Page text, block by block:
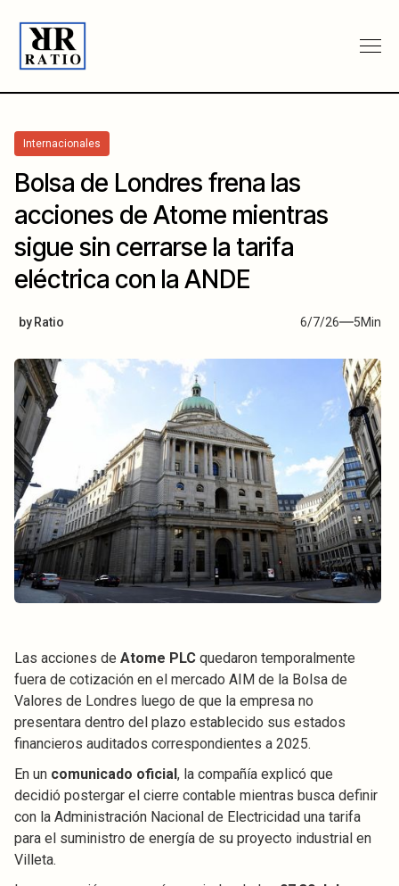
Internacionales
Bolsa de Londres frena las
acciones de Atome mientras
sigue sin cerrarse la tarifa
eléctrica con la ANDE
by Ratio 6/7/26 5Min
Las acciones de Atome PLC quedaron temporalmente
fuera de cotización en el mercado AIM de la Bolsa de
Valores de Londres luego de que la empresa no
presentara dentro del plazo establecido sus estados
financieros auditados correspondientes a 2025.
En un comunicado oficial , la compañía explicó que
decidió postergar el cierre contable mientras busca definir
con la Administración Nacional de Electricidad una tarifa
para el suministro de energía de su proyecto industrial en
Villeta.